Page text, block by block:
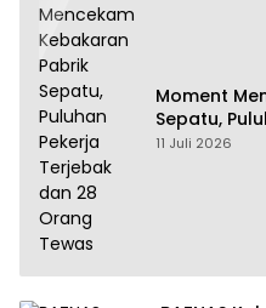
Moment
Sepatu,
28 Orang
11 Juli 2026